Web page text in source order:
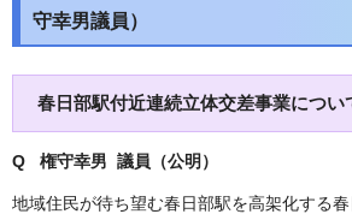
守幸男議員）
春日部駅付近連続立体交差事業につい
Q 権守幸男 議員（公明 ）
地域住民が待ち望む春日部駅を高架化する